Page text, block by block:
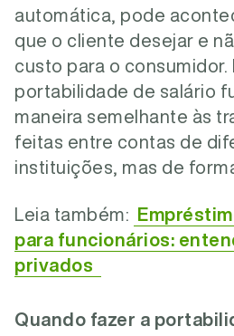
automática, pode
que o cliente desejar e
custo para o consumidor.
portabilidade de salário
maneira semelhante às
feitas entre contas de
instituições, mas de
Leia também:
para funcionários:
privados
Quando fazer a